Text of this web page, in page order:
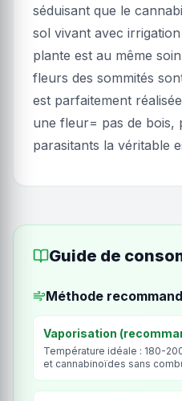
séduisant que le
sol vivant avec
plante est au même
fleurs des sommités
est parfaitement
une fleur= pas de bois,
parasitants la véritable
Guide de
Méthode
Vaporisation
Température idéale : 180-
et cannabinoïdes sans